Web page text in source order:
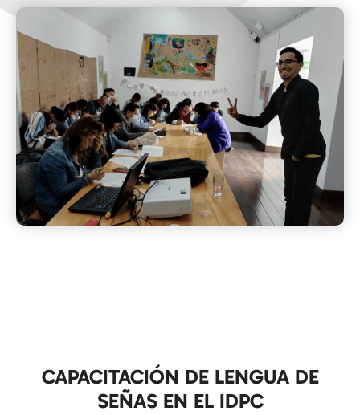
CAPACITACIÓN DE LENGUA DE
SEÑAS EN EL IDPC